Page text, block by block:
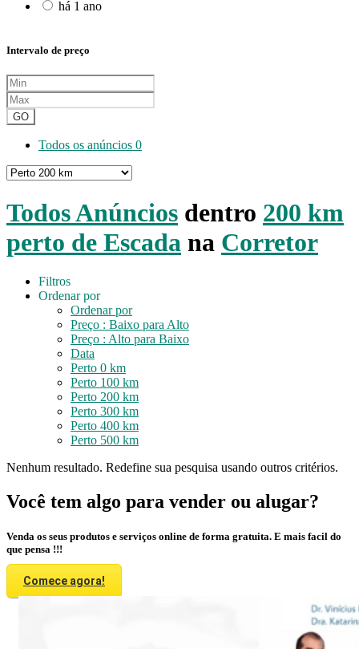
há 1 ano
Intervalo de preço
GO
Todos os anúncios 0
Todos Anúncios dentro 200 km
perto de Escada na Corretor
Filtros
Ordenar por
Ordenar por
Preço : Baixo para Alto
Preço : Alto para Baixo
Data
Perto 0 km
Perto 100 km
Perto 200 km
Perto 300 km
Perto 400 km
Perto 500 km
Nenhum resultado. Redefine sua pesquisa usando outros critérios.
Você tem algo para vender ou alugar?
Venda os seus produtos e serviços online de forma gratuita. E mais facil do
que pensa !!!
Comece agora!